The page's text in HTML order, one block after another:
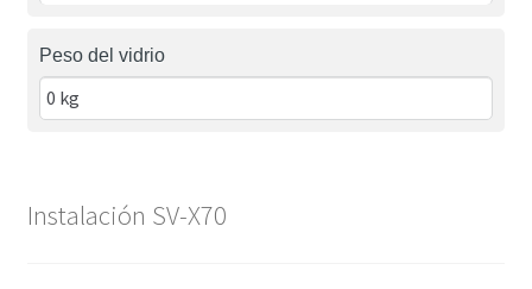
Peso del vidrio
Instalación SV-X70